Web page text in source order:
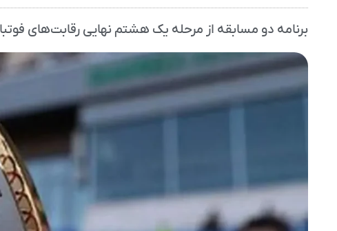
برنامه دو مسابقه از مرحله یک هشتم نهایی رقابت‌های